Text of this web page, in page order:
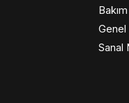
Genel
Sanal